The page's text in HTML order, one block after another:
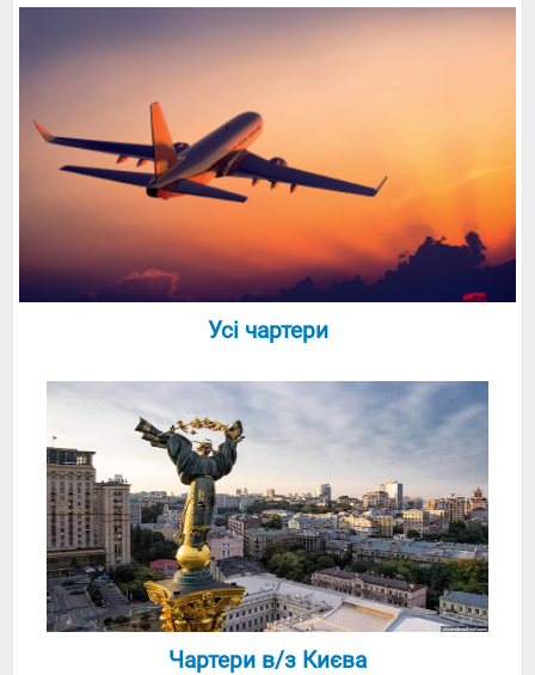
Усі чартери
Чартери в/з Києва